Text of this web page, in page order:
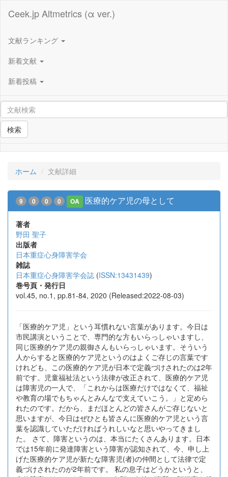
Ceek.jp Altmetrics (α ver.)
文献ランキング
新着文献
新着投稿
検索
ホーム 文献詳細
9 0 0 0 OA 医療的ケア児の母として
著者
野田 聖子
出版者
日本重症心身障害学会
雑誌
日本重症心身障害学会誌 (ISSN:13431439)
巻号頁・発行日
vol.45, no.1, pp.81-84, 2020 (Released:2022-08-03)
「医療的ケア児」という耳慣れない言葉があります。今日は
市民講演ということで、専門的な方もいらっしゃいますし、
同じ医療的ケア児の親御さんもいらっしゃいます。そういう
人からすると医療的ケア児というのはよくご存じの言葉です
けれども、この医療的ケア児が日本で定義づけされたのは2年
前です。児童福祉法という法律が改正されて、医療的ケア児
は障害児の一人で、「これからは医療だけではなくて、福祉
や教育の場でもちゃんとみんなで支えていこう。」と定めら
れたのです。だから、まだほとんどの皆さんがご存じないと
思いますが、今日はぜひとも皆さんに医療的ケア児という言
葉を認識していただければうれしいなと思いやってきまし
た。 さて、障害というのは、本当にたくさんあります。日本
では15年前に発達障害という障害が認知されて、今、申し上
げた医療的ケア児が新たな障害児(者)の仲間として法律で定
義づけされたのが2年前です。 私の息子はどうかというと、